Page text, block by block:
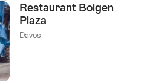
Restaurant Bolgen
Plaza
Davos